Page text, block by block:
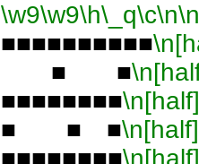
\w9\w9\h\_q\c\n\n
■■■■■■■■■■
■ ■
■■■■■■■■\n[half]
■ ■ ■\n[half]